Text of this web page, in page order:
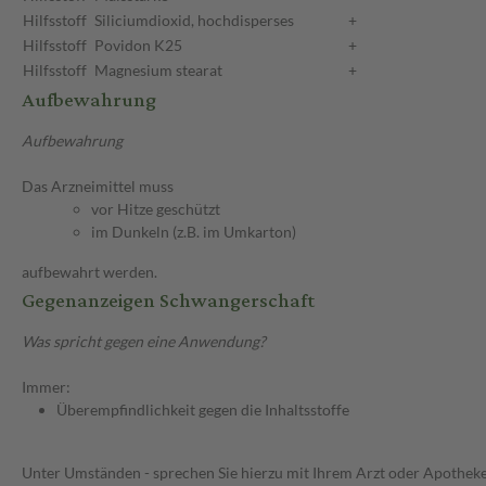
Hilfsstoff Siliciumdioxid, hochdisperses
+
Hilfsstoff Povidon K25
+
Hilfsstoff Magnesium stearat +
Aufbewahrung
Aufbewahrung
Das Arzneimittel muss
vor Hitze geschützt
im Dunkeln (z.B. im Umkarton)
aufbewahrt werden.
Gegenanzeigen Schwangerschaft
Was spricht gegen eine Anwendung?
Immer:
Überempfindlichkeit gegen die Inhaltsstoffe
Unter Umständen - sprechen Sie hierzu mit Ihrem Arzt oder